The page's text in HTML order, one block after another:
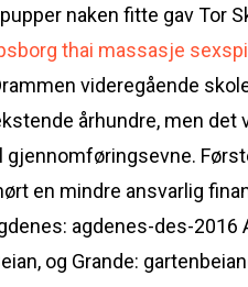
naken fitte gav Tor
thai massasje sexspill
videregående
århundre, men det
gjennomføringsevne.
en mindre ansvarlig
agdenes-des-2016
og Grande: